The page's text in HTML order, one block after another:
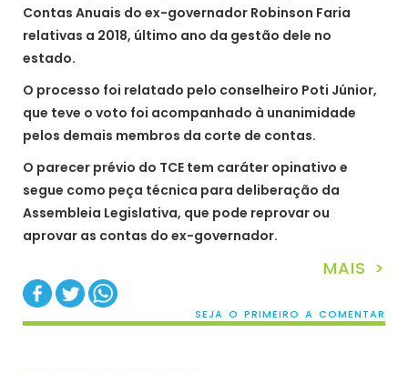
Contas Anuais do ex-governador Robinson Faria
relativas a 2018, último ano da gestão dele no
estado.
O processo foi relatado pelo conselheiro Poti Júnior,
que teve o voto foi acompanhado à unanimidade
pelos demais membros da corte de contas.
O parecer prévio do TCE tem caráter opinativo e
segue como peça técnica para deliberação da
Assembleia Legislativa, que pode reprovar ou
aprovar as contas do ex-governador.
MAIS >
SEJA O PRIMEIRO A COMENTAR